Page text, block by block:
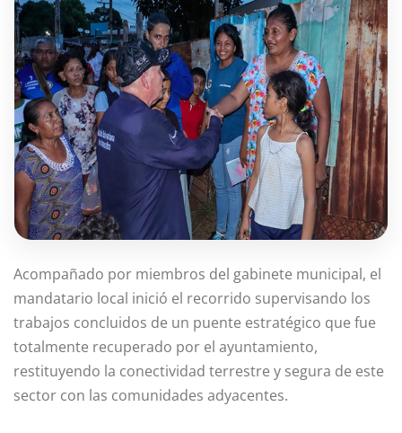
Acompañado por miembros del gabinete municipal, el
mandatario local inició el recorrido supervisando los
trabajos concluidos de un puente estratégico que fue
totalmente recuperado por el ayuntamiento,
restituyendo la conectividad terrestre y segura de este
sector con las comunidades adyacentes.